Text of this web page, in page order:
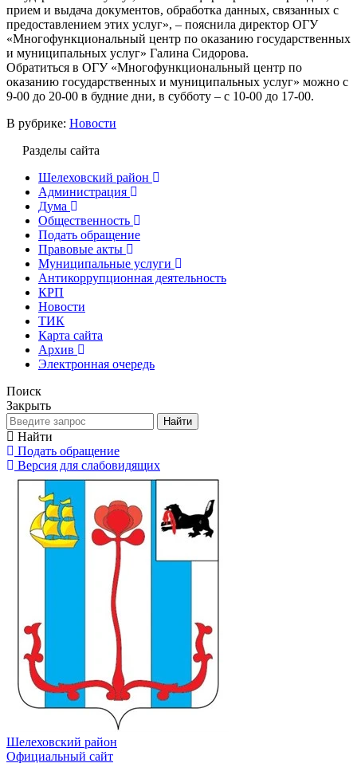
прием и выдача документов, обработка данных, связанных с
предоставлением этих услуг», – пояснила директор ОГУ
«Многофункциональный центр по оказанию государственных
и муниципальных услуг» Галина Сидорова.
Обратиться в ОГУ «Многофункциональный центр по
оказанию государственных и муниципальных услуг» можно с
9-00 до 20-00 в будние дни, в субботу – с 10-00 до 17-00.
В рубрике: Новости
Разделы сайта
Шелеховский район
Администрация
Дума
Общественность
Подать обращение
Правовые акты
Муниципальные услуги
Антикоррупционная деятельность
КРП
Новости
ТИК
Карта сайта
Архив
Электронная очередь
Поиск
Закрыть
Найти
Найти
Подать обращение
Версия для слабовидящих
Шелеховский район
Официальный сайт